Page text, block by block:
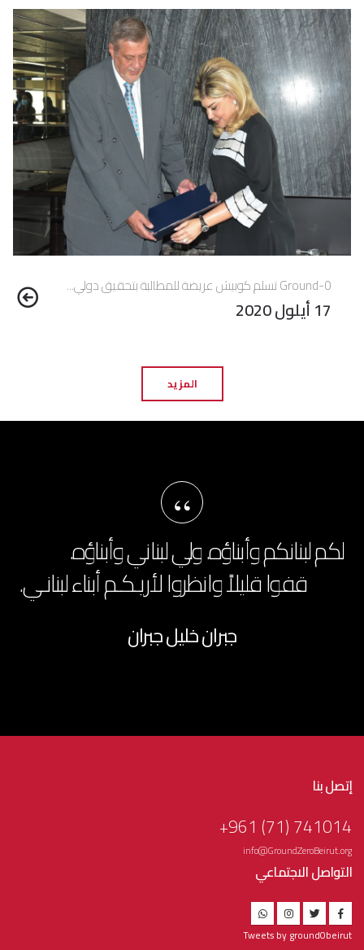
Ground-0 تسلم كوبيش عريضة للمطالبة بتحقيق دولي...
17 أيلول 2020
المزيد
“
لكم لبنانكم وأبناؤه. ولي لبناني وأبناؤه.
قفوا قليلاً وانظروا لأريـكـم أبناء لبنانـي.
جبران خليل جبران
إتصل بنا
741014 (71) 961+
info@GroundZeroBeirut.org
التواصل الاجتماعي
Tweets by ground0beirut